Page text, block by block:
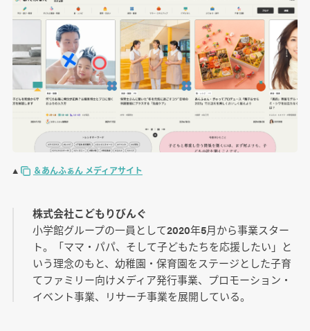
▲ ＆あんふぁん メディアサイト
株式会社こどもりびんぐ
小学館グループの一員として2020年5月から事業スター
ト。「ママ・パパ、そして子どもたちを応援したい」と
いう理念のもと、幼稚園・保育園をステージとした子育
てファミリー向けメディア発行事業、プロモーション・
イベント事業、リサーチ事業を展開している。